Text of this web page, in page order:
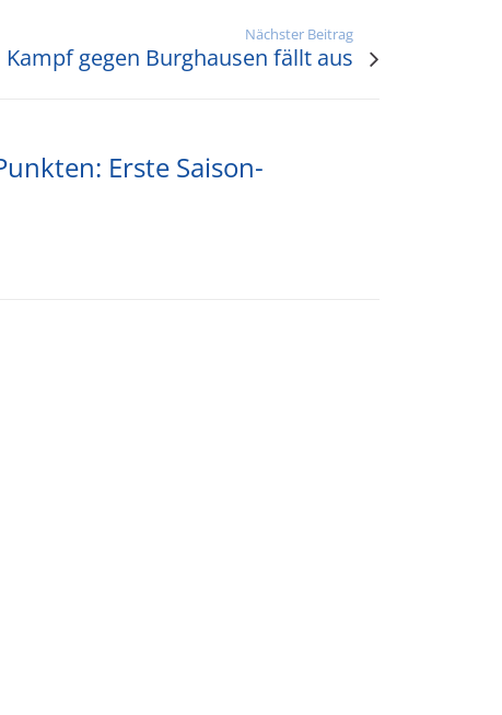
Nächster Beitrag
Kampf gegen Burghausen fällt aus
Erste Saison-